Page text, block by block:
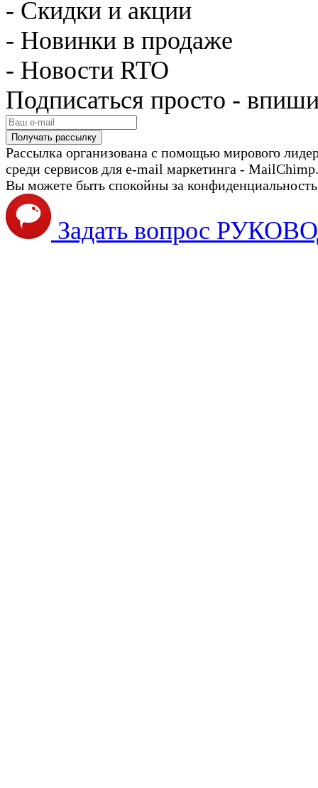
- Скидки и акции
- Новинки в продаже
- Новости RTO
Подписаться просто -
Рассылка организована с помощью мирового
среди сервисов для e-mail маркетинга - MailChimp.
Вы можете быть спокойны за
Задать вопрос